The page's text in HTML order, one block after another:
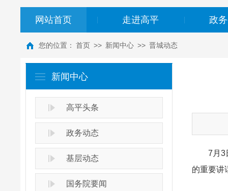
网站首页 走进高平 政
您的位置： 首页 >> 新闻中心 >> 晋城动态
新闻中心
高平头条
政务动态
基层动态
国务院要闻
7月3日
的重要讲